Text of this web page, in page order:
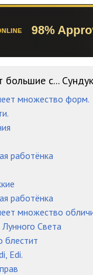
большие с...
множество форм.
работёнка
работёнка
множество
Света
блестит
Edi.